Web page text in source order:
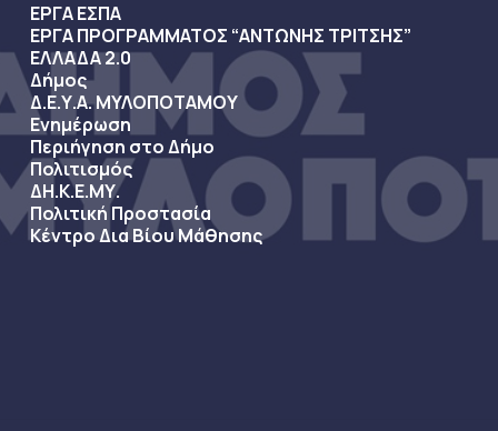
ΕΡΓΑ ΕΣΠΑ
ΕΡΓΑ ΠΡΟΓΡΑΜΜΑΤΟΣ “ΑΝΤΩΝΗΣ ΤΡΙΤΣΗΣ”
ΕΛΛΑΔΑ 2.0
Δήμος
Δ.Ε.Υ.Α. ΜΥΛΟΠΟΤΑΜΟΥ
Ενημέρωση
Περιήγηση στο Δήμο
Πολιτισμός
ΔΗ.Κ.Ε.ΜΥ.
Πολιτική Προστασία
Κέντρο Δια Βίου Μάθησης